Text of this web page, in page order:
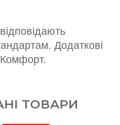
Додаткові
Комфорт.
ТОВАРИ